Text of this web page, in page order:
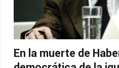
En la muerte de